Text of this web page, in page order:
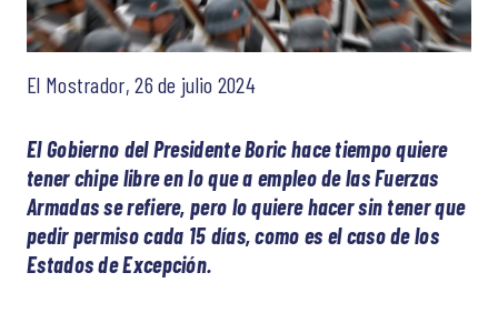
El Mostrador, 26 de julio 2024
El Gobierno del Presidente Boric hace tiempo quiere
tener chipe libre en lo que a empleo de las Fuerzas
Armadas se refiere, pero lo quiere hacer sin tener que
pedir permiso cada 15 días, como es el caso de los
Estados de Excepción.